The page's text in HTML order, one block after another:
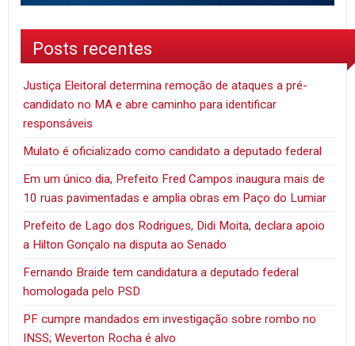
Posts recentes
Justiça Eleitoral determina remoção de ataques a pré-
candidato no MA e abre caminho para identificar
responsáveis
Mulato é oficializado como candidato a deputado federal
Em um único dia, Prefeito Fred Campos inaugura mais de
10 ruas pavimentadas e amplia obras em Paço do Lumiar
Prefeito de Lago dos Rodrigues, Didi Moita, declara apoio
a Hilton Gonçalo na disputa ao Senado
Fernando Braide tem candidatura a deputado federal
homologada pelo PSD
PF cumpre mandados em investigação sobre rombo no
INSS; Weverton Rocha é alvo